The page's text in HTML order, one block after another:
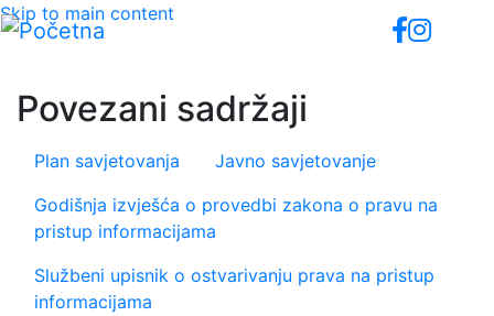
Skip to main content
Povezani sadržaji
Plan savjetovanja
Javno savjetovanje
Godišnja izvješća o provedbi zakona o pravu na
pristup informacijama
Službeni upisnik o ostvarivanju prava na pristup
informacijama